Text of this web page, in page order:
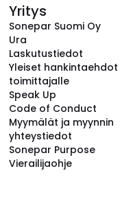
Yritys
Sonepar Suomi Oy
Ura
Laskutustiedot
Yleiset hankintaehdot
toimittajalle
Speak Up
Code of Conduct
Myymälät ja myynnin
yhteystiedot
Sonepar Purpose
Vierailijaohje